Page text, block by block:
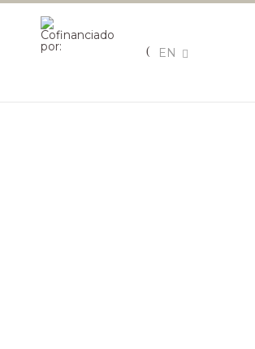
EN